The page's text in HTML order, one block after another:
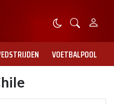
VOETBALPOOL